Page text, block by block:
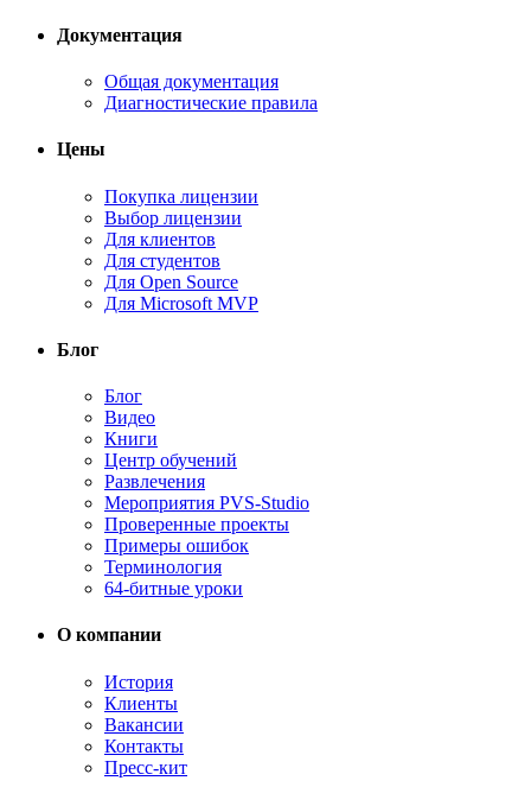
Документация
Общая документация
Диагностические правила
Цены
Покупка лицензии
Выбор лицензии
Для клиентов
Для студентов
Для Open Source
Для Microsoft MVP
Блог
Блог
Видео
Книги
Центр обучений
Развлечения
Мероприятия PVS-Studio
Проверенные проекты
Примеры ошибок
Терминология
64-битные уроки
О компании
История
Клиенты
Вакансии
Контакты
Пресс-кит